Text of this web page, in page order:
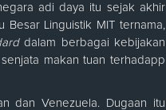
adi daya itu sejak akhir
Besar Linguistik MIT ternama,
dalam berbagai kebijakan
makan tuan terhadapp
dan Venezuela. Dugaan itu